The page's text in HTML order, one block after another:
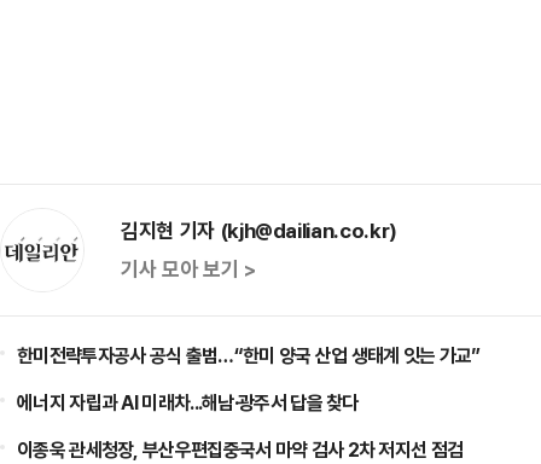
김지현 기자 (kjh@dailian.co.kr)
기사 모아 보기 >
한미전략투자공사 공식 출범…“한미 양국 산업 생태계 잇는 가교”
에너지 자립과 AI 미래차...해남·광주서 답을 찾다
이종욱 관세청장, 부산우편집중국서 마약 검사 2차 저지선 점검